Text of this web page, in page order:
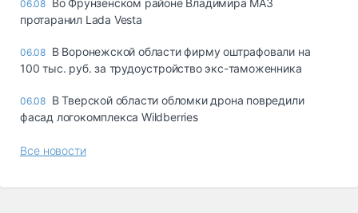
06.08 Во Фрунзенском районе Владимира МАЗ
протаранил Lada Vesta
06.08 В Воронежской области фирму оштрафовали на
100 тыс. руб. за трудоустройство экс-таможенника
06.08 В Тверской области обломки дрона повредили
фасад логокомплекса Wildberries
Все новости